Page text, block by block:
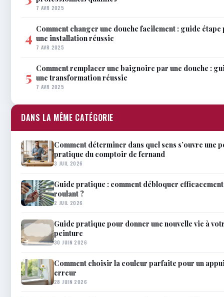
7 AVR 2025
4 Comment changer une douche facilement : guide
une installation réussie
7 AVR 2025
5 Comment remplacer une baignoire par une douche :
une transformation réussie
7 AVR 2025
DANS LA MÊME CATÉGORIE
Comment déterminer dans quel sens s’ouvre une
pratique du comptoir de fernand
3 JUIL 2026
Guide pratique : comment débloquer
roulant ?
2 JUIL 2026
Guide pratique pour donner une nouvelle vie à
peinture
30 JUIN 2026
Comment choisir la couleur parfaite pour un
erreur
28 JUIN 2026